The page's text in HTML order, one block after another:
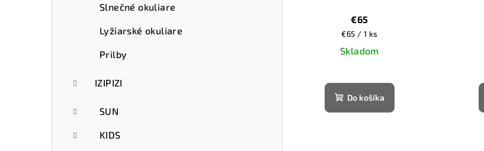
Slnečné okuliare
Lyžiarské okuliare
Prilby
IZIPIZI
SUN
KIDS
€65
Jednotková
cena:
€65 / 1 ks
Skladom
Do košíka